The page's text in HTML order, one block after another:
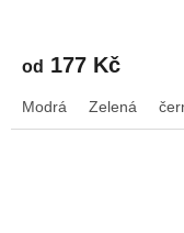
Garmin
je
z
5
od 177 Kč
Modrá Zelená